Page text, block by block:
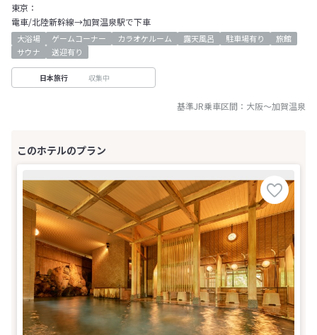
東京：
電車/北陸新幹線→加賀温泉駅で下車
大浴場 ゲームコーナー カラオケルーム 露天風呂 駐車場有り
旅館
サウナ
送迎有り
日本旅行 収集中
基準JR乗車区間： 大阪～加賀温泉